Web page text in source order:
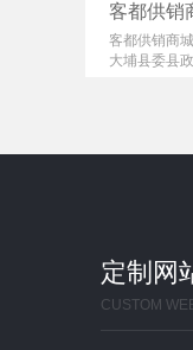
客都供销
客都供销商
大埔县委县
定制网
CUSTOM